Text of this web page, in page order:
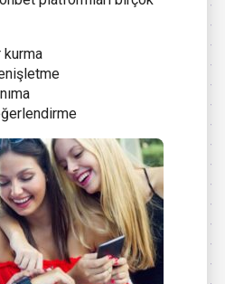
kurma